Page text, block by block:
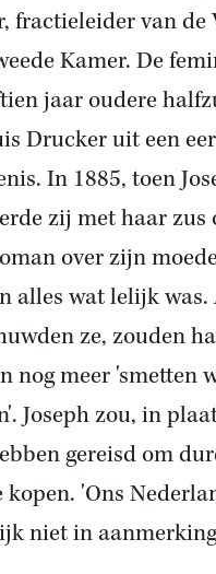
fractieleider van
Kamer. De
jaar oudere
Drucker uit een
In 1885, toen
zij met haar
over zijn
alles wat lelijk
ze, zouden
nog meer 'smetten
Joseph zou, in
gereisd om
kopen. 'Ons
niet in